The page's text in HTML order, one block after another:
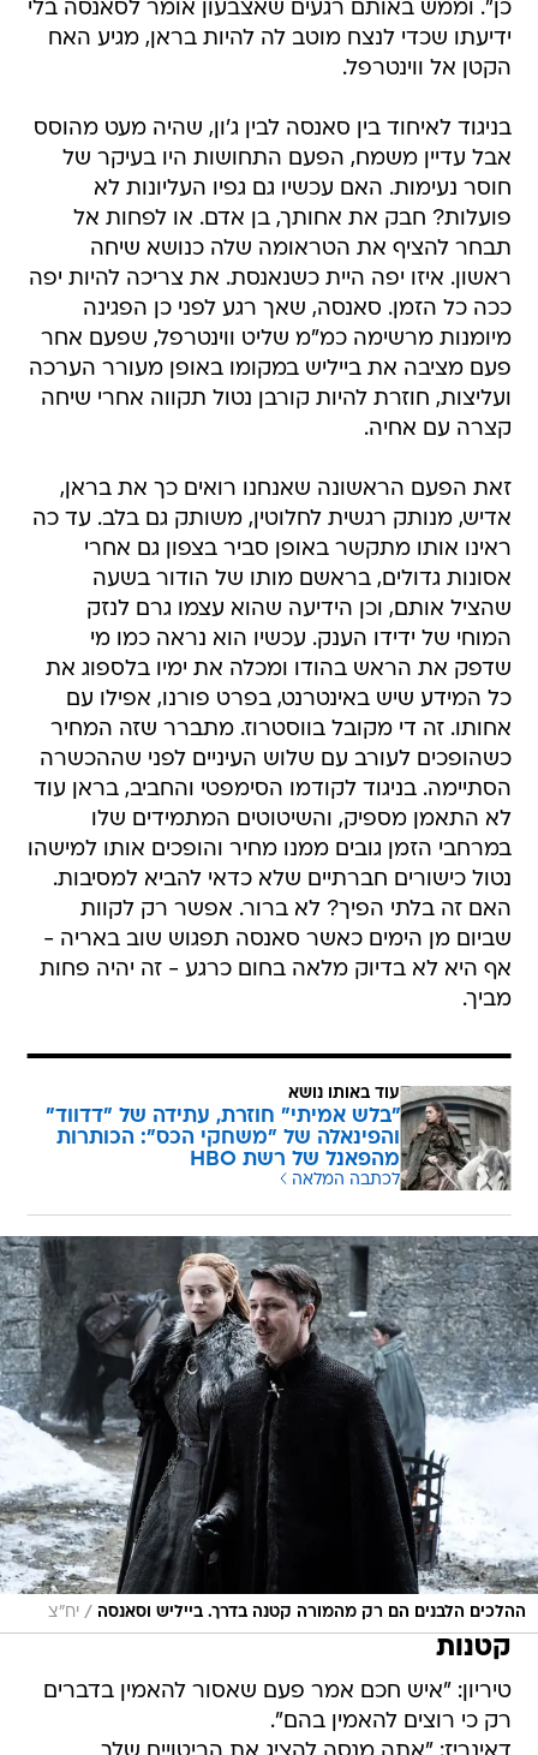
כן". וממש באותם רגעים שאצבעון אומר לסאנסה בלי
ידיעתו שכדי לנצח מוטב לה להיות בראן, מגיע האח
הקטן אל ווינטרפל.
בניגוד לאיחוד בין סאנסה לבין ג'ון, שהיה מעט מהוסס
אבל עדיין משמח, הפעם התחושות היו בעיקר של
חוסר נעימות. האם עכשיו גם גפיו העליונות לא
פועלות? חבק את אחותך, בן אדם. או לפחות אל
תבחר להציף את הטראומה שלה כנושא שיחה
ראשון. איזו יפה היית כשנאנסת. את צריכה להיות יפה
ככה כל הזמן. סאנסה, שאך רגע לפני כן הפגינה
מיומנות מרשימה כמ"מ שליט ווינטרפל, שפעם אחר
פעם מציבה את בייליש במקומו באופן מעורר הערכה
ועליצות, חוזרת להיות קורבן נטול תקווה אחרי שיחה
קצרה עם אחיה.
זאת הפעם הראשונה שאנחנו רואים כך את בראן,
אדיש, מנותק רגשית לחלוטין, משותק גם בלב. עד כה
ראינו אותו מתקשר באופן סביר בצפון גם אחרי
אסונות גדולים, בראשם מותו של הודור בשעה
שהציל אותם, וכן הידיעה שהוא עצמו גרם לנזק
המוחי של ידידו הענק. עכשיו הוא נראה כמו מי
שדפק את הראש בהודו ומכלה את ימיו בלספוג את
כל המידע שיש באינטרנט, בפרט פורנו, אפילו עם
אחותו. זה די מקובל בווסטרוז. מתברר שזה המחיר
כשהופכים לעורב עם שלוש העיניים לפני שההכשרה
הסתיימה. בניגוד לקודמו הסימפטי והחביב, בראן עוד
לא התאמן מספיק, והשיטוטים המתמידים שלו
במרחבי הזמן גובים ממנו מחיר והופכים אותו למישהו
נטול כישורים חברתיים שלא כדאי להביא למסיבות.
האם זה בלתי הפיך? לא ברור. אפשר רק לקוות
שביום מן הימים כאשר סאנסה תפגוש שוב באריה -
אף היא לא בדיוק מלאה בחום כרגע - זה יהיה פחות
מביך.
עוד באותו נושא
"בלש אמיתי" חוזרת, עתידה של "דדווד"
והפינאלה של "משחקי הכס": הכותרות
מהפאנל של רשת HBO
לכתבה המלאה
ההלכים הלבנים הם רק מהמורה קטנה בדרך. בייליש וסאנסה / יח"צ
קטנות
טיריון: "איש חכם אמר פעם שאסור להאמין בדברים
רק כי רוצים להאמין בהם".